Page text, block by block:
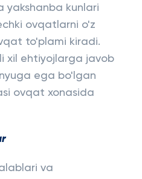
yakshanba kunlari
ovqatlarni o'z
to'plami kiradi.
xil ehtiyojlarga javob
ega bo'lgan
ovqat xonasida
va